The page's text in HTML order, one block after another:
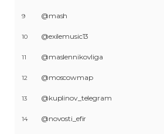
9 @mash
10 @exilemusic13
11 @maslennikovliga
12 @moscowmap
13 @kuplinov_telegram
14 @novosti_efir